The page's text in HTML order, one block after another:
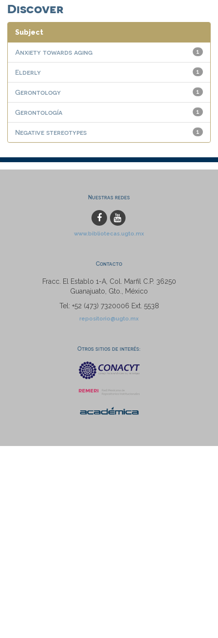
Discover
Subject
1
Anxiety towards aging
1
Elderly
1
Gerontology
1
Gerontología
1
Negative stereotypes
Nuestras redes
www.bibliotecas.ugto.mx
Contacto
Fracc. El Establo 1-A, Col. Marfil C.P. 36250
Guanajuato, Gto., México
Tel: +52 (473) 7320006 Ext. 5538
repositorio@ugto.mx
Otros sitios de interés: